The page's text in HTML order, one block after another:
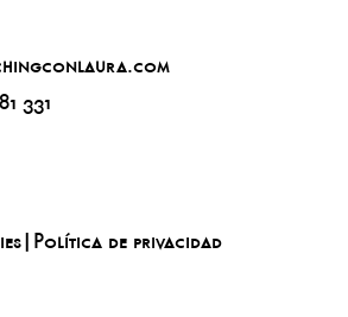
331
| Política de privacidad